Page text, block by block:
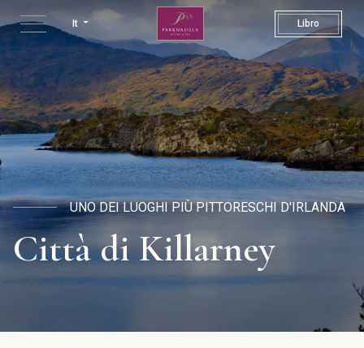
It
Killarney Town | Luoghi da
Libro
UNO DEI LUOGHI PIÙ PITTORESCHI D'IRLANDA
Città di Killarney